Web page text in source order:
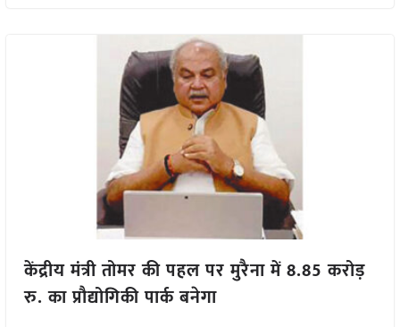
केंद्रीय मंत्री तोमर की पहल पर मुरैना में 8.85 करोड़
रु. का प्रौद्योगिकी पार्क बनेगा